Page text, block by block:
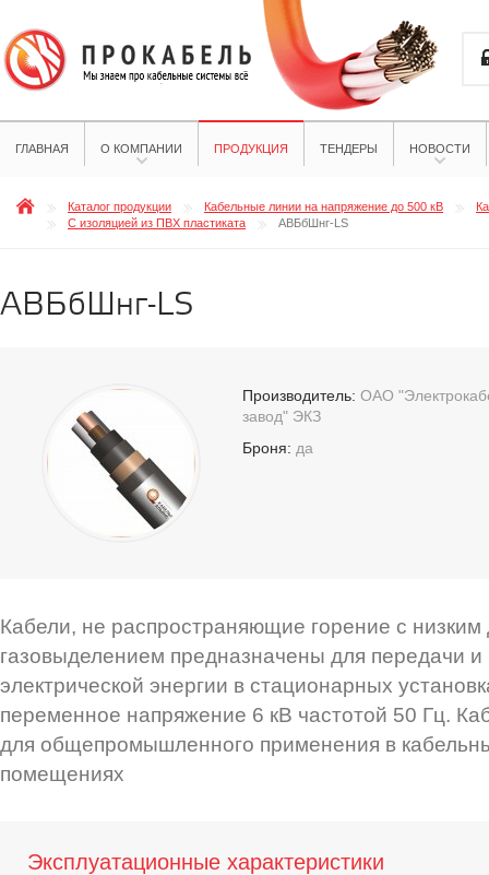
ГЛАВНАЯ О КОМПАНИИ ПРОДУКЦИЯ ТЕНДЕРЫ НОВОСТИ
Каталог продукции Кабельные линии на напряжение до 500 кВ
С изоляцией из ПВХ пластиката
АВБбШнг-LS
АВБбШнг-LS
Производитель: ОАО
завод" ЭКЗ
Броня: да
Кабели, не распространяющие горение с
газовыделением предназначены для передачи и
электрической энергии в стационарных
переменное напряжение 6 кВ частотой 50 Гц.
для общепромышленного применения в
помещениях
Эксплуатационные характеристики